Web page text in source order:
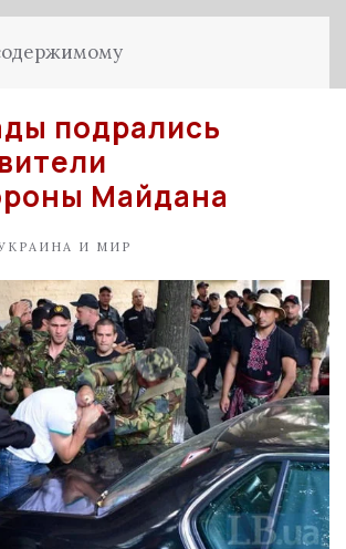
подрались
Майдана
И МИР